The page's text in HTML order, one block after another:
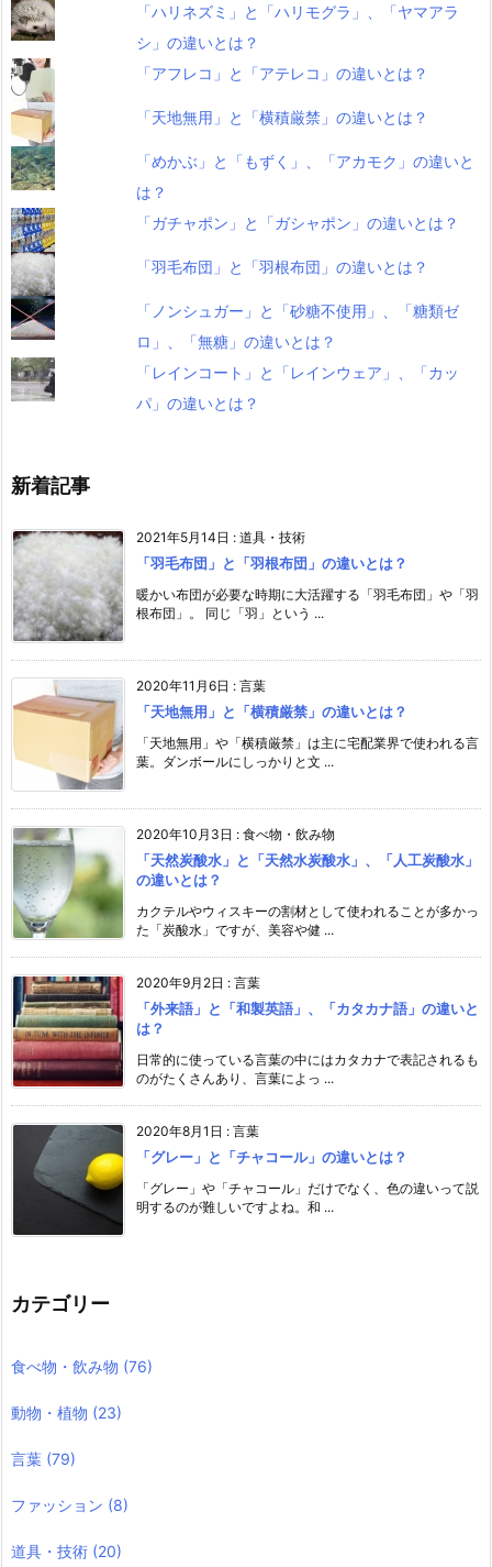
「ハリネズミ」と「ハリモグラ」、「ヤマアラ
シ」の違いとは？
「アフレコ」と「アテレコ」の違いとは？
「天地無用」と「横積厳禁」の違いとは？
「めかぶ」と「もずく」、「アカモク」の違いと
は？
「ガチャポン」と「ガシャポン」の違いとは？
「羽毛布団」と「羽根布団」の違いとは？
「ノンシュガー」と「砂糖不使用」、「糖類ゼ
ロ」、「無糖」の違いとは？
「レインコート」と「レインウェア」、「カッ
パ」の違いとは？
新着記事
2021年5月14日 : 道具・技術
「羽毛布団」と「羽根布団」の違いとは？
暖かい布団が必要な時期に大活躍する「羽毛布団」や「羽
根布団」。 同じ「羽」という ...
2020年11月6日 : 言葉
「天地無用」と「横積厳禁」の違いとは？
「天地無用」や「横積厳禁」は主に宅配業界で使われる言
葉。ダンボールにしっかりと文 ...
2020年10月3日 : 食べ物・飲み物
「天然炭酸水」と「天然水炭酸水」、「人工炭酸水」
の違いとは？
カクテルやウィスキーの割材として使われることが多かっ
た「炭酸水」ですが、美容や健 ...
2020年9月2日 : 言葉
「外来語」と「和製英語」、「カタカナ語」の違いと
は？
日常的に使っている言葉の中にはカタカナで表記されるも
のがたくさんあり、言葉によっ ...
2020年8月1日 : 言葉
「グレー」と「チャコール」の違いとは？
「グレー」や「チャコール」だけでなく、色の違いって説
明するのが難しいですよね。和 ...
カテゴリー
食べ物・飲み物 (76)
動物・植物 (23)
言葉 (79)
ファッション (8)
道具・技術 (20)